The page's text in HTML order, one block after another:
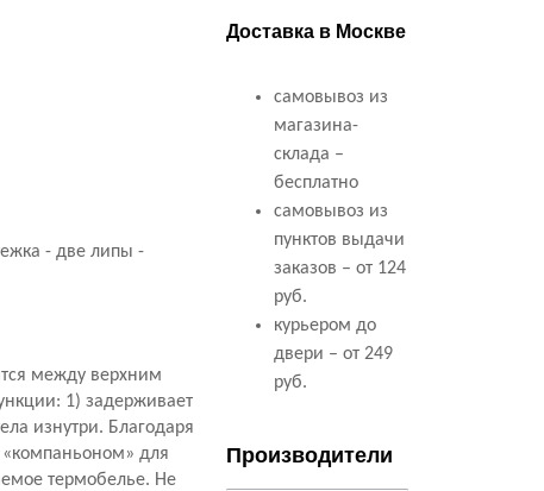
- две липы -
между верхним
1)задерживает
изнутри. Благодаря
для
термобелье. Не
Доставка в Москве
самовывоз из
магазина-
склада –
бесплатно
самовывоз из
пунктов выдачи
заказов – от 124
руб.
курьером до
двери – от 249
руб.
Производители